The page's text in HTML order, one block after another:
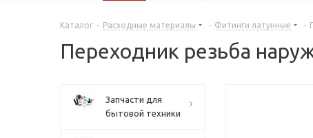
Каталог - Расходные материалы - Фитинги латунные -
Переходник резьба
Запчасти для
бытовой техники